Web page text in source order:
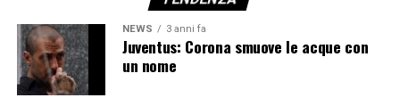
NEWS 3 anni fa
Juventus: Corona smuove le acque con
un nome